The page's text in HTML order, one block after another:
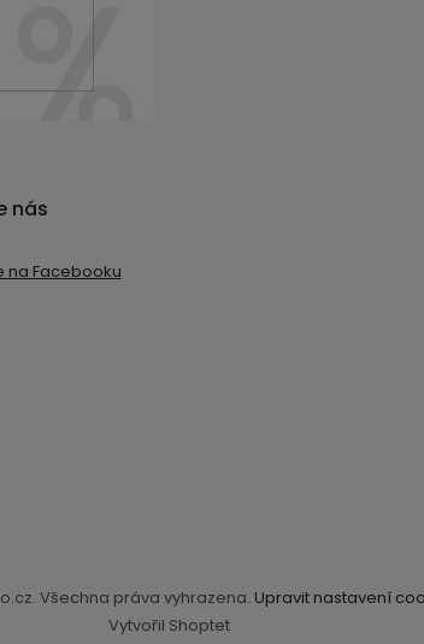
nás
na Facebooku
Vytvořil Shoptet
. Všechna práva vyhrazena. Upravit nastavení